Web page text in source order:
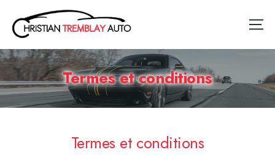
Termes et conditions
Termes et conditions